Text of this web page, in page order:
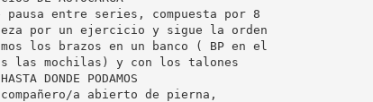
pausa entre series, compuesta por 8
por un ejercicio y sigue la orden
los brazos en un banco ( BP en el
las mochilas) y con los talones
DONDE PODAMOS
a abierto de pierna,